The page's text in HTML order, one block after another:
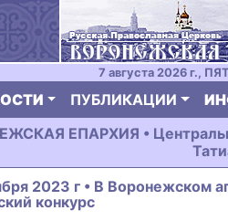
7 августа 2026 г.,
ПУБЛИКАЦИИ
ЕПАРХИЯ •
2023 г • В Воронежском
конкурс